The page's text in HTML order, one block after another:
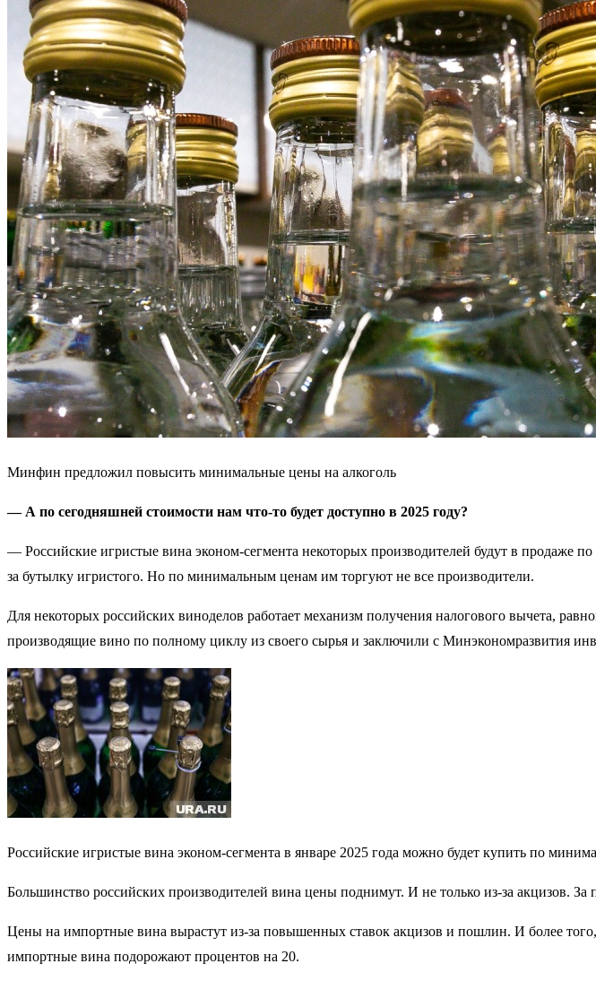
Минфин предложил повысить минимальные цены на алкоголь
— А по сегодняшней стоимости нам что-то будет доступно в 2025 году?
— Российские игристые вина эконом-сегмента некоторых производителей будут в продаже
за бутылку игристого. Но по минимальным ценам им торгуют не все производители.
Для некоторых российских виноделов работает механизм получения налогового вычета,
производящие вино по полному циклу из своего сырья и заключили с Минэкономразвития
Российские игристые вина эконом-сегмента в январе 2025 года можно будет купить по
Большинство российских производителей вина цены поднимут. И не только из-за акцизов.
Цены на импортные вина вырастут из-за повышенных ставок акцизов и пошлин. И более
импортные вина подорожают процентов на 20.